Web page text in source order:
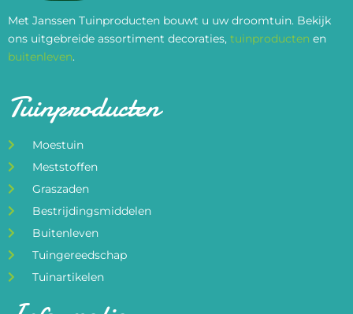
Met Janssen Tuinproducten bouwt u uw droomtuin. Bekijk
ons uitgebreide assortiment decoraties, tuinproducten en
buitenleven.
Tuinproducten
Moestuin
Meststoffen
Graszaden
Bestrijdingsmiddelen
Buitenleven
Tuingereedschap
Tuinartikelen